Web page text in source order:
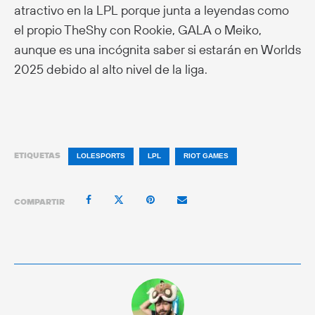
atractivo en la LPL porque junta a leyendas como
el propio TheShy con Rookie, GALA o Meiko,
aunque es una incógnita saber si estarán en Worlds
2025 debido al alto nivel de la liga.
ETIQUETAS LOLESPORTS LPL RIOT GAMES
COMPARTIR